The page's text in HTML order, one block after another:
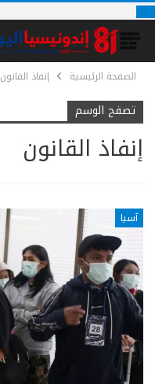
الصفحة الرئيسية إنفاذ القانون
تصفح الوسم
إنفاذ القانون
آسيا